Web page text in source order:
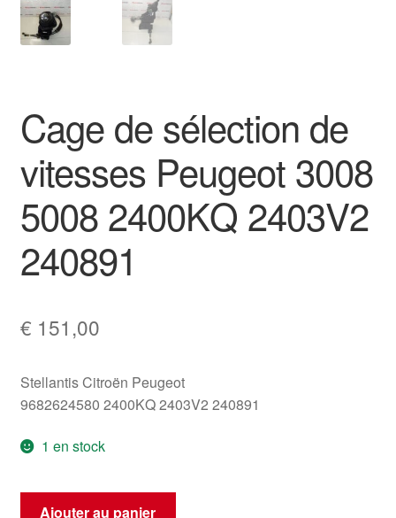
Procédure de Réclamation
Cage de sélection de
vitesses Peugeot 3008
5008 2400KQ 2403V2
240891
€ 151,00
Stellantis Citroën Peugeot
9682624580 2400KQ 2403V2 240891
1 en stock
quantité
Ajouter au panier